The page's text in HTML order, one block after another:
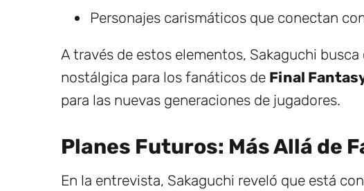
Personajes carismáticos que conectan
A través de estos elementos, Sakaguchi
nostálgica para los fanáticos de Final
para las nuevas generaciones de jugadores.
Planes Futuros: Más Allá de
En la entrevista, Sakaguchi reveló que está